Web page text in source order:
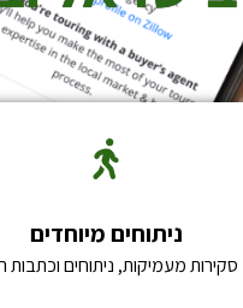
ניתוחים מיוחדים
סקירות מעמיקות, ניתוחים וכתבות